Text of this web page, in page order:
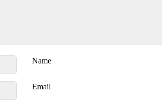
Name
Email